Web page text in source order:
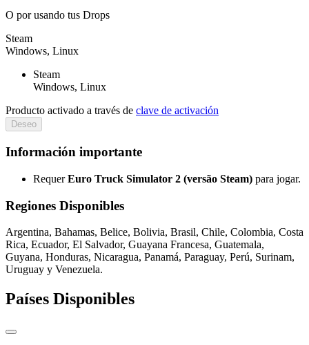
O porusando tus Drops
Steam
Windows, Linux
Steam
Windows, Linux
Producto activado a través de clave de activación
Deseo
Información importante
RequerEuro Truck Simulator 2 (versão Steam) para jogar.
Regiones Disponibles
Argentina, Bahamas, Belice, Bolivia, Brasil, Chile, Colombia, Costa
Rica, Ecuador, El Salvador, Guayana Francesa, Guatemala,
Guyana, Honduras, Nicaragua, Panamá, Paraguay, Perú, Surinam,
Uruguay y Venezuela.
Países Disponibles